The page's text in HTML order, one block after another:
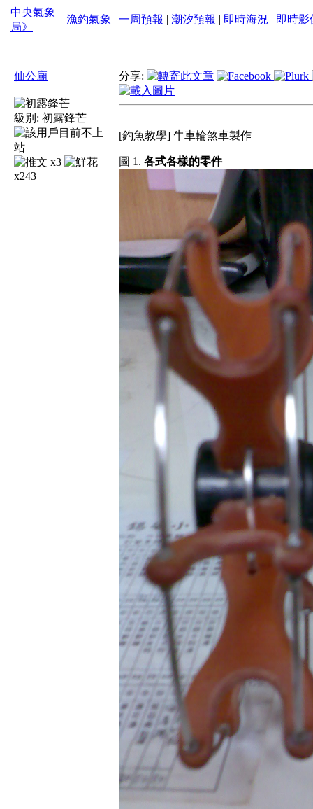
中央氣象
局》
漁釣氣象 | 一周預報 | 潮汐預報 | 即時海況 | 即時影
仙公廟
級別: 初露鋒芒
x3
x243
分享:
[釣魚教學] 牛車輪煞車製作
圖 1. 各式各樣的零件